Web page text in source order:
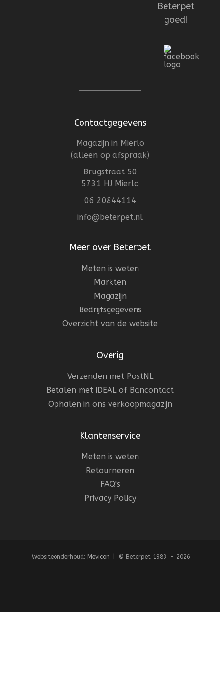
Beterpet
goed!
Contactgegevens
Magazijn in Mierlo
(alleen op afspraak)
Brugstraat 50
5731 HJ Mierlo
06 20844114
info@beterpet.nl
Meer over Beterpet
Meten is weten
Markten
Magazijn
Bedrijfsgegevens
Overzicht van de website
Overig
Verzenden met PostNL
Betalen met iDEAL of Bancontact
Ophalen in ons verkoopmagazijn
Klantenservice
Meten is weten
Retourneren
FAQ's
Privacy Policy
Websiteonderhoud: Mevicon | © Beterpet 1983 - 2026